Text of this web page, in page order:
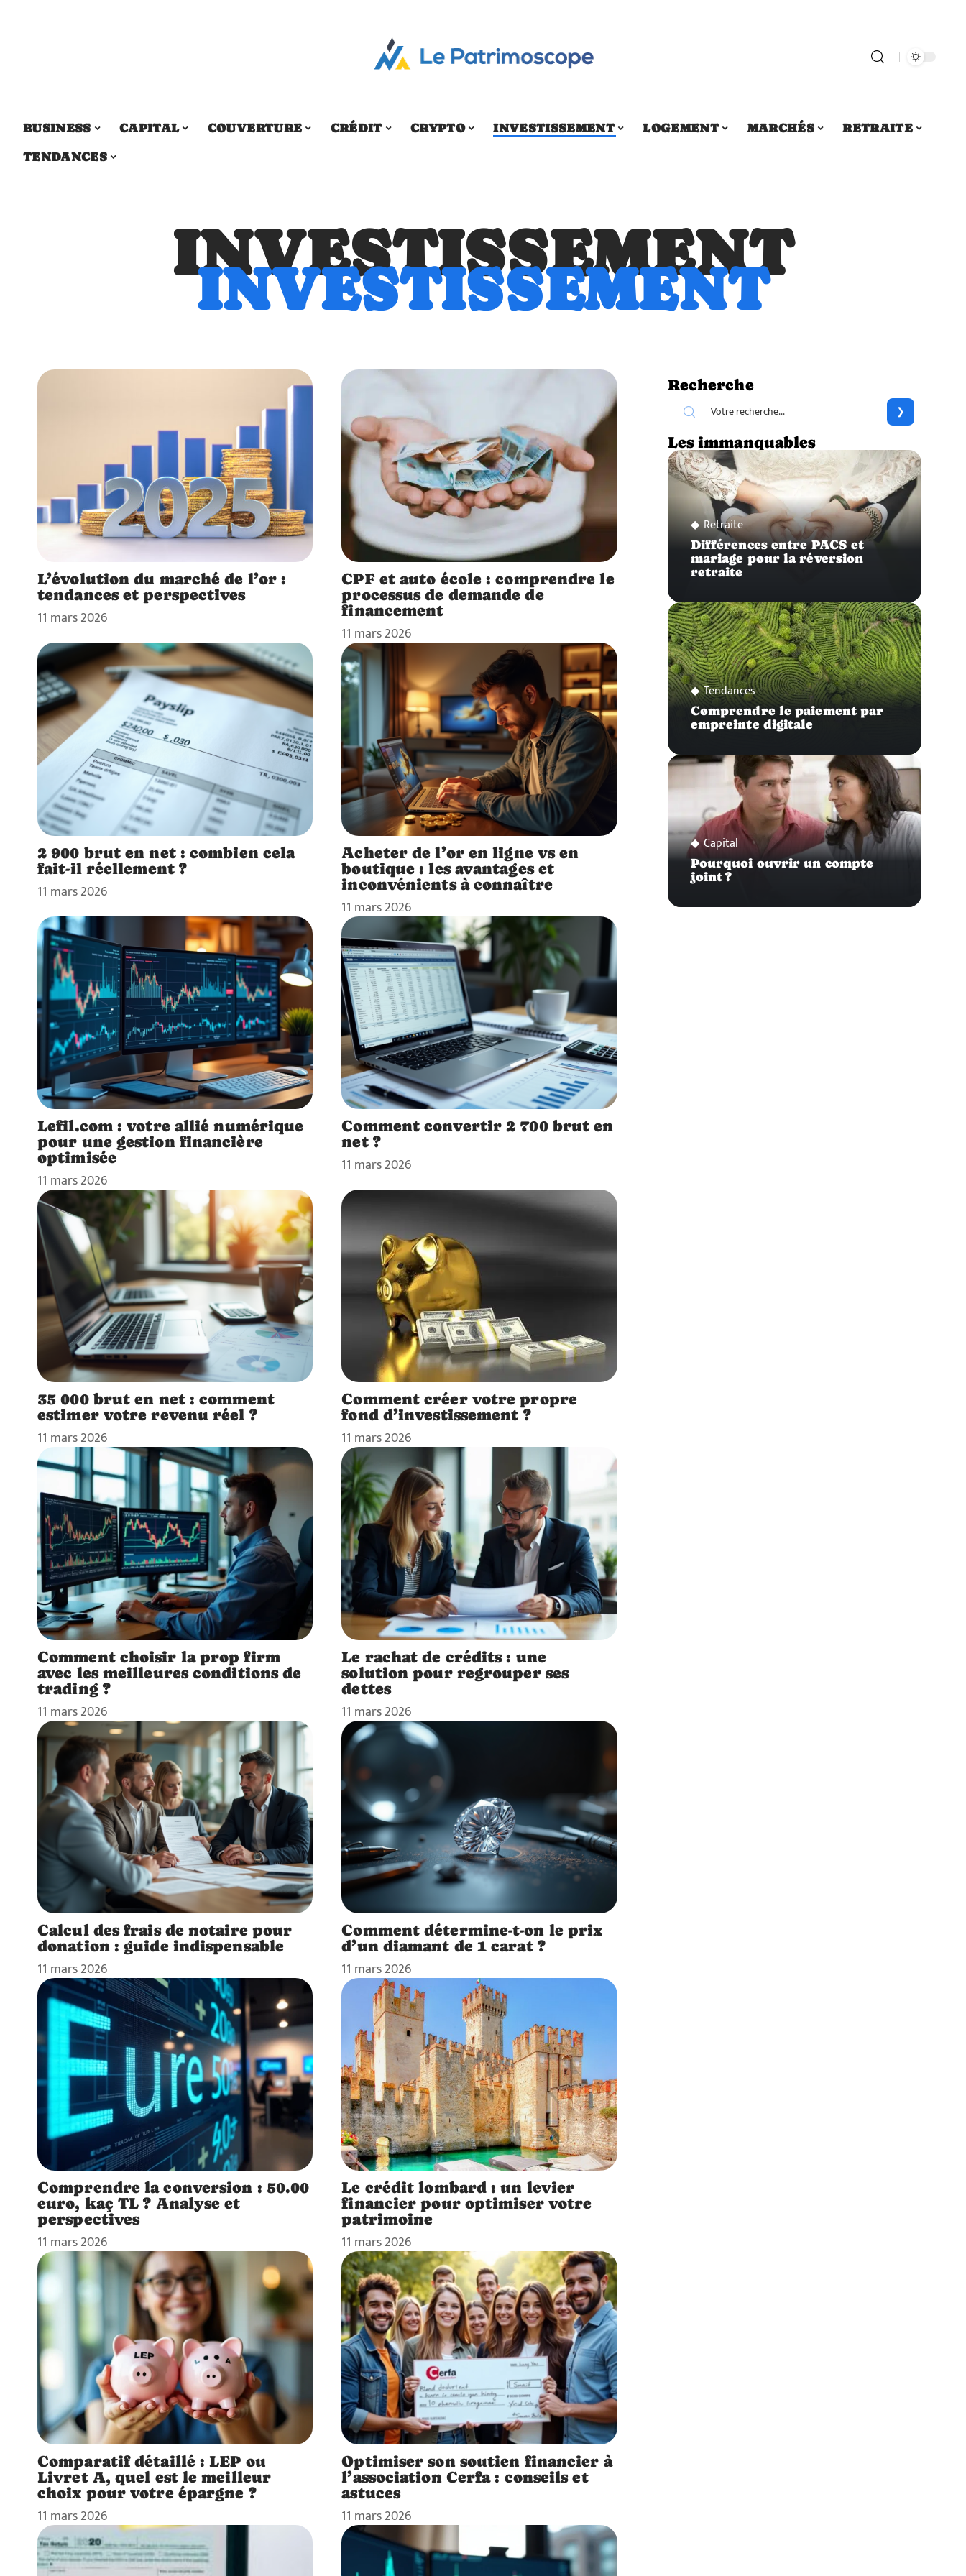
BUSINESS CAPITAL COUVERTURE CRÉDIT CRYPTO INVESTISSEMENT LOGEMENT MARCHÉS
RETRAITE
TENDANCES
INVESTISSEMENT
INVESTISSEMENT
L’évolution du marché de l’or :
tendances et perspectives
11 mars 2026
CPF et auto école : comprendre le
processus de demande de
financement
11 mars 2026
2 900 brut en net : combien cela
fait-il réellement ?
11 mars 2026
Acheter de l’or en ligne vs en
boutique : les avantages et
inconvénients à connaître
11 mars 2026
Lefil.com : votre allié numérique
pour une gestion financière
optimisée
11 mars 2026
Comment convertir 2 700 brut en
net ?
11 mars 2026
35 000 brut en net : comment
estimer votre revenu réel ?
11 mars 2026
Comment créer votre propre
fond d’investissement ?
11 mars 2026
Comment choisir la prop firm
avec les meilleures conditions de
trading ?
11 mars 2026
Le rachat de crédits : une
solution pour regrouper ses
dettes
11 mars 2026
Calcul des frais de notaire pour
donation : guide indispensable
11 mars 2026
Comment détermine-t-on le prix
d’un diamant de 1 carat ?
11 mars 2026
Comprendre la conversion : 50.00
euro, kaç TL ? Analyse et
perspectives
11 mars 2026
Le crédit lombard : un levier
financier pour optimiser votre
patrimoine
11 mars 2026
Comparatif détaillé : LEP ou
Livret A, quel est le meilleur
choix pour votre épargne ?
11 mars 2026
Optimiser son soutien financier à
l’association Cerfa : conseils et
astuces
11 mars 2026
Recherche
Les immanquables
Retraite
Différences entre PACS et
mariage pour la réversion
retraite
Tendances
Comprendre le paiement par
empreinte digitale
Capital
Pourquoi ouvrir un compte
joint ?